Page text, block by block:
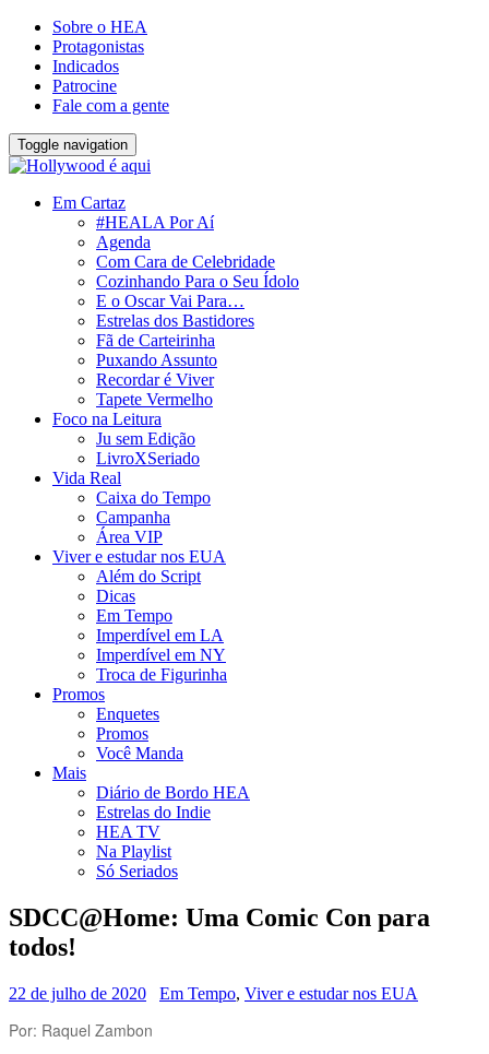
Sobre o HEA
Protagonistas
Indicados
Patrocine
Fale com a gente
Toggle navigation
Em Cartaz
#HEALA Por Aí
Agenda
Com Cara de Celebridade
Cozinhando Para o Seu Ídolo
E o Oscar Vai Para…
Estrelas dos Bastidores
Fã de Carteirinha
Puxando Assunto
Recordar é Viver
Tapete Vermelho
Foco na Leitura
Ju sem Edição
LivroXSeriado
Vida Real
Caixa do Tempo
Campanha
Área VIP
Viver e estudar nos EUA
Além do Script
Dicas
Em Tempo
Imperdível em LA
Imperdível em NY
Troca de Figurinha
Promos
Enquetes
Promos
Você Manda
Mais
Diário de Bordo HEA
Estrelas do Indie
HEA TV
Na Playlist
Só Seriados
SDCC@Home: Uma Comic Con para
todos!
22 de julho de 2020 Em Tempo, Viver e estudar nos EUA
Por: Raquel Zambon